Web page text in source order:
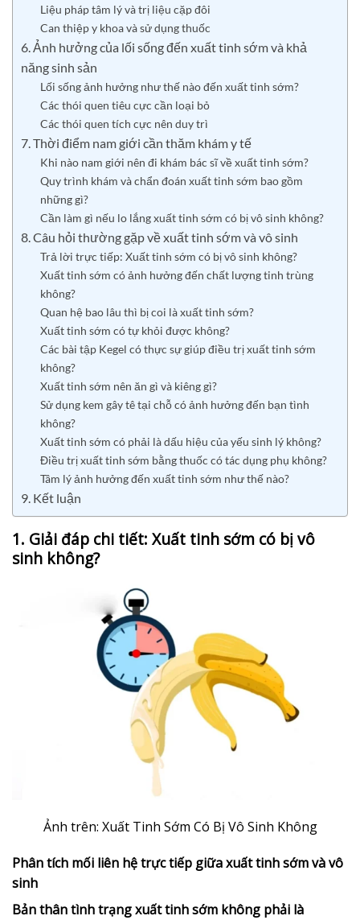
Liệu pháp tâm lý và trị liệu cặp đôi
Can thiệp y khoa và sử dụng thuốc
6. Ảnh hưởng của lối sống đến xuất tinh sớm và khả
năng sinh sản
Lối sống ảnh hưởng như thế nào đến xuất tinh sớm?
Các thói quen tiêu cực cần loại bỏ
Các thói quen tích cực nên duy trì
7. Thời điểm nam giới cần thăm khám y tế
Khi nào nam giới nên đi khám bác sĩ về xuất tinh sớm?
Quy trình khám và chẩn đoán xuất tinh sớm bao gồm
những gì?
Cần làm gì nếu lo lắng xuất tinh sớm có bị vô sinh không?
8. Câu hỏi thường gặp về xuất tinh sớm và vô sinh
Trả lời trực tiếp: Xuất tinh sớm có bị vô sinh không?
Xuất tinh sớm có ảnh hưởng đến chất lượng tinh trùng
không?
Quan hệ bao lâu thì bị coi là xuất tinh sớm?
Xuất tinh sớm có tự khỏi được không?
Các bài tập Kegel có thực sự giúp điều trị xuất tinh sớm
không?
Xuất tinh sớm nên ăn gì và kiêng gì?
Sử dụng kem gây tê tại chỗ có ảnh hưởng đến bạn tình
không?
Xuất tinh sớm có phải là dấu hiệu của yếu sinh lý không?
Điều trị xuất tinh sớm bằng thuốc có tác dụng phụ không?
Tâm lý ảnh hưởng đến xuất tinh sớm như thế nào?
9. Kết luận
1. Giải đáp chi tiết: Xuất tinh sớm có bị vô
sinh không?
Ảnh trên: Xuất Tinh Sớm Có Bị Vô Sinh Không
Phân tích mối liên hệ trực tiếp giữa xuất tinh sớm và vô
sinh
Bản thân tình trạng xuất tinh sớm không phải là